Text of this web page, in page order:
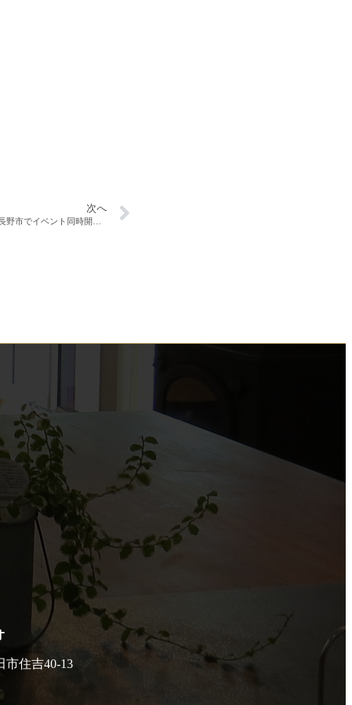
次へ
住吉40-13